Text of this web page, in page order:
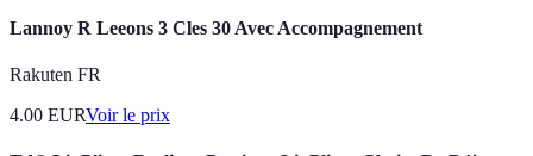
Lannoy R Leeons 3 Cles 30 Avec Accompagnement
Rakuten FR
4.00 EURVoir le prix